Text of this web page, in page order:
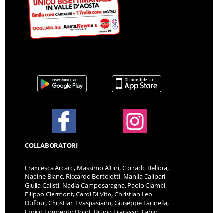
COLLABORATORI
Francesca Arcaro, Massimo Altini, Corrado Bellora,
Nadine Blanc, Riccardo Bortolotti, Manila Calipari,
Giulia Calisti, Nadia Camposaragna, Paolo Ciambi,
Filippo Clermont, Carol Di Vito, Christian Leo
Dufour, Christian Evaspasiano, Giuseppe Farinella,